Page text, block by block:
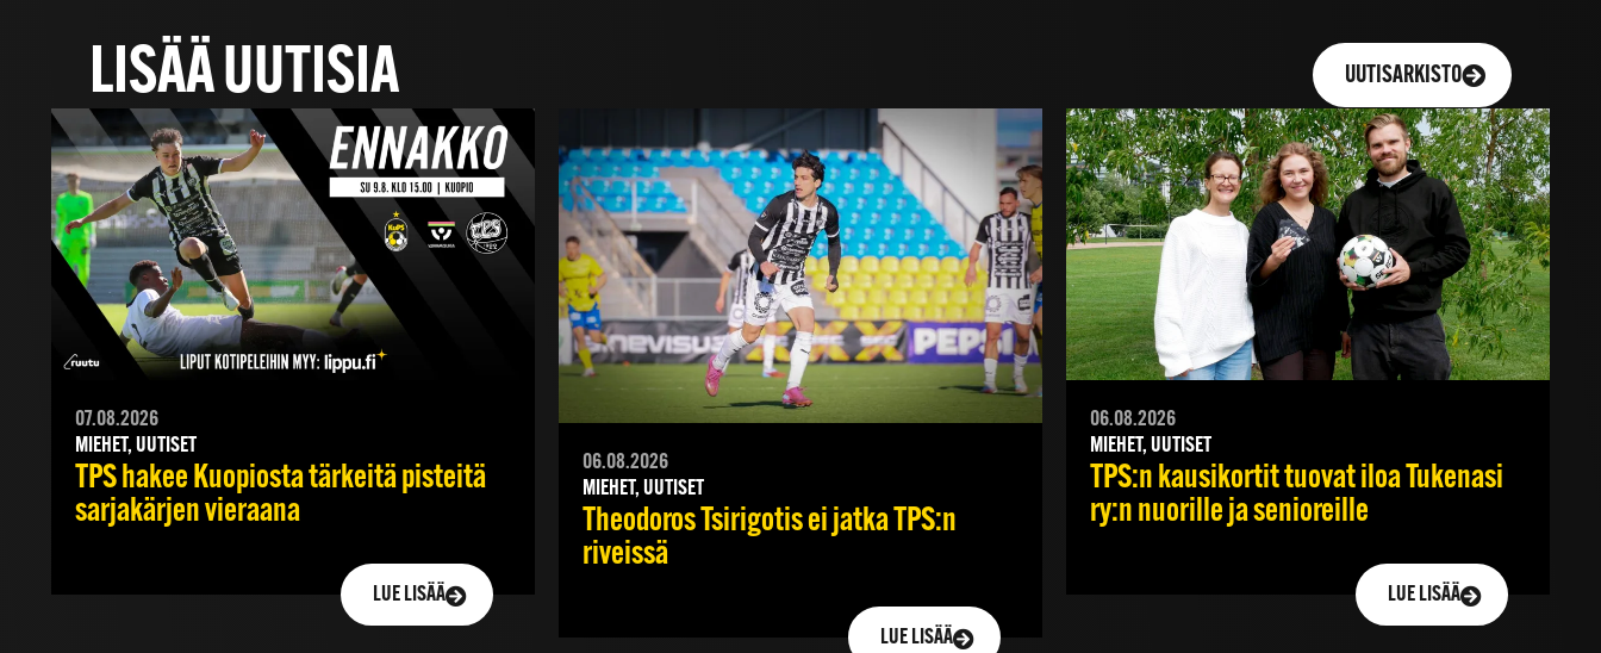
LISÄÄ UUTISIA UUTISARKISTO
07.08.2026
MIEHET, UUTISET
TPS hakee Kuopiosta tärkeitä pisteitä
sarjakärjen vieraana
LUE LISÄÄ
06.08.2026
MIEHET, UUTISET
Theodoros Tsirigotis ei jatka TPS:n
riveissä
LUE LISÄÄ
06.08.2026
MIEHET, UUTISET
TPS:n kausikortit tuovat iloa Tukenasi
ry:n nuorille ja senioreille
LUE LISÄÄ